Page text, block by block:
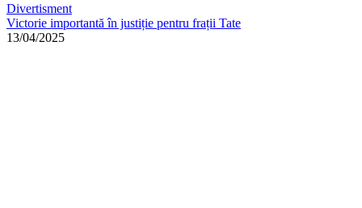
Divertisment
Victorie importantă în justiție pentru frații Tate
13/04/2025